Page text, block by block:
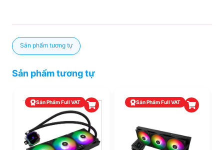
Sản phẩm tương tự
Sản phẩm tương tự
Sản Phẩm Full VAT Sản Phẩm Full VAT